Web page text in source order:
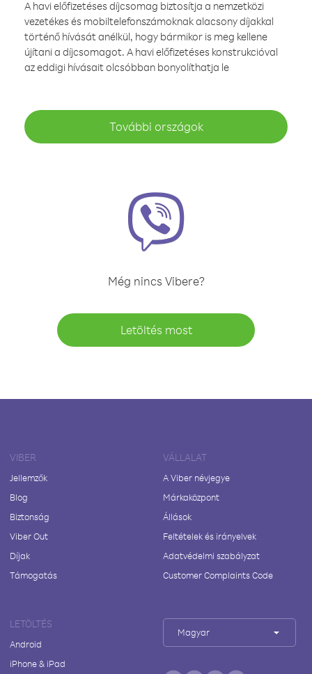
A havi előfizetéses díjcsomag biztosítja a nemzetközi
vezetékes és mobiltelefonszámoknak alacsony díjakkal
történő hívását anélkül, hogy bármikor is meg kellene
újítani a díjcsomagot. A havi előfizetéses konstrukcióval
az eddigi hívásait olcsóbban bonyolíthatja le
További országok
Még nincs Vibere?
Letöltés most
VIBER
Jellemzők
Blog
Biztonság
Viber Out
Díjak
Támogatás
VÁLLALAT
A Viber névjegye
Márkaközpont
Állások
Feltételek és irányelvek
Adatvédelmi szabályzat
Customer Complaints Code
LETÖLTÉS
Android
iPhone & iPad
Magyar